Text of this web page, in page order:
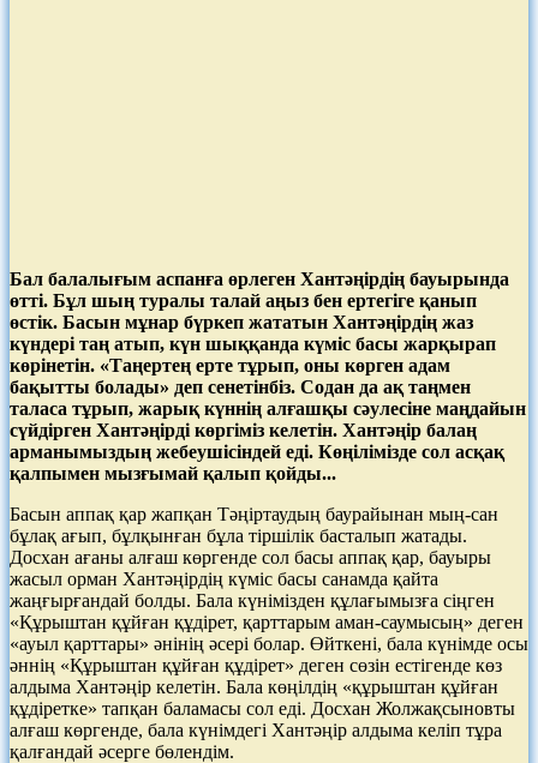
Бал балалығым аспанға өрлеген Хантәңірдің бауырында
өтті. Бұл шың туралы талай аңыз бен ертегіге қанып
өстік. Басын мұнар бүркеп жататын Хантәңірдің жаз
күндері таң атып, күн шыққанда күміс басы жарқырап
көрінетін. «Таңертең ерте тұрып, оны көрген адам
бақытты болады» деп сенетінбіз. Содан да ақ таңмен
таласа тұрып, жарық күннің алғашқы сәулесіне маңдайын
сүйдірген Хантәңірді көргіміз келетін. Хантәңір балаң
арманымыздың жебеушісіндей еді. Көңілімізде сол асқақ
қалпымен мызғымай қалып қойды...
Басын аппақ қар жапқан Тәңіртаудың баурайынан мың-сан
бұлақ ағып, бұлқынған бұла тіршілік басталып жатады.
Досхан ағаны алғаш көргенде сол басы аппақ қар, бауыры
жасыл орман Хантәңірдің күміс басы санамда қайта
жаңғырғандай болды. Бала күнімізден құлағымызға сіңген
«Құрыштан құйған құдірет, қарттарым аман-саумысың» деген
«ауыл қарттары» әнінің әсері болар. Өйткені, бала күнімде осы
әннің «Құрыштан құйған құдірет» деген сөзін естігенде көз
алдыма Хантәңір келетін. Бала көңілдің «құрыштан құйған
құдіретке» тапқан баламасы сол еді. Досхан Жолжақсыновты
алғаш көргенде, бала күнімдегі Хантәңір алдыма келіп тұра
қалғандай әсерге бөлендім.